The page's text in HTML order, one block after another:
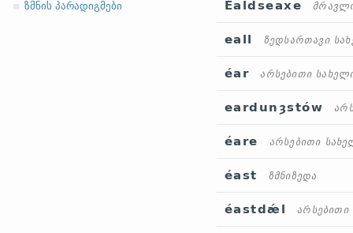
ზმნის პარადიგმები
Ealdseaxe
eall ზედსართავი
éar არსებითი
eardunȝstów
éare არსებითი
éast ზმნიზედა
éastdǽl არსებითი